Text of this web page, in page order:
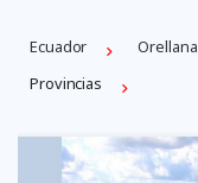
Ecuador Orellana
Provincias